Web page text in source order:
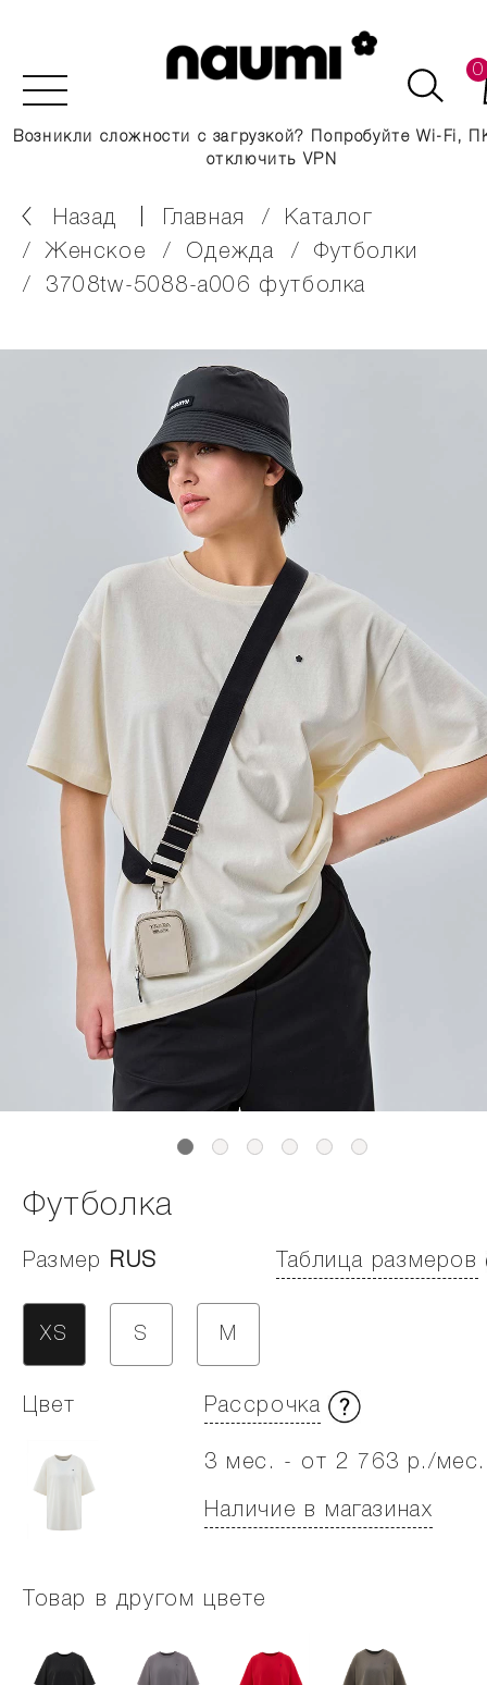
0
Возникли сложности с загрузкой? Попробуйте Wi-Fi,
отключить VPN
Назад главная
каталог
женское
одежда
футболки
3708tw-5088-a006 футболка
Футболка
Размер RUS Таблица размеров
XS S M
Цвет Рассрочка
3 мес. - от 2 763 р./мес.
Наличие в магазинах
Товар в другом цвете